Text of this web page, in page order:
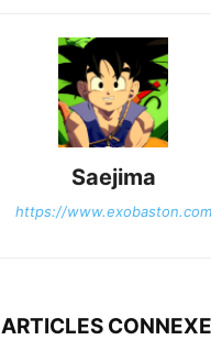
Saejima
https://www.exobaston.com
ARTICLES